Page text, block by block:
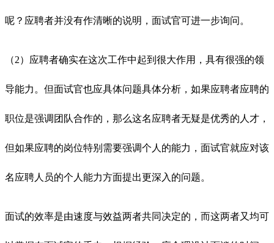
呢？应聘者并没有作清晰的说明，面试官可进一步询问。
（2）应聘者确实在这次工作中起到很大作用，具有很强的领
导能力。但面试官也应具体问题具体分析，如果应聘者应聘的
职位是强调团队合作的，那么这名应聘者无疑是优秀的人才，
但如果应聘的岗位特别需要强调个人的能力，面试官就应对该
名应聘人员的个人能力方面提出更深入的问题。
面试的效率是由速度与效益两者共同决定的，而这两者又均可